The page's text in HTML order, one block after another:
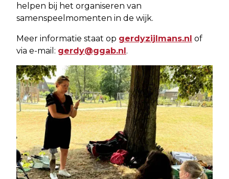
helpen bij het organiseren van
samenspeelmomenten in de wijk.
Meer informatie staat op gerdyzijlmans.nl of
via e-mail: gerdy@ggab.nl.